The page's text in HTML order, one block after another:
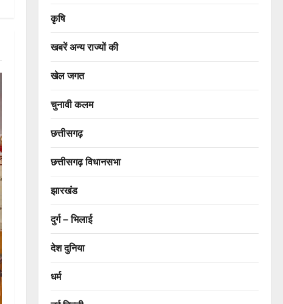
कृषि
खबरें अन्य राज्यों की
खेल जगत
चुनावी कलम
छत्तीसगढ़
छत्तीसगढ़ विधानसभा
झारखंड
दुर्ग – भिलाई
देश दुनिया
धर्म